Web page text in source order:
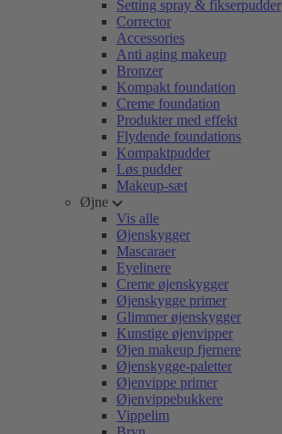
Setting spray & fikserpudder
Corrector
Accessories
Anti aging makeup
Bronzer
Kompakt foundation
Creme foundation
Produkter med effekt
Flydende foundations
Kompaktpudder
Løs pudder
Makeup-sæt
Øjne
Vis alle
Øjenskygger
Mascaraer
Eyelinere
Creme øjenskygger
Øjenskygge primer
Glimmer øjenskygger
Kunstige øjenvipper
Øjen makeup fjernere
Øjenskygge-paletter
Øjenvippe primer
Øjenvippebukkere
Vippelim